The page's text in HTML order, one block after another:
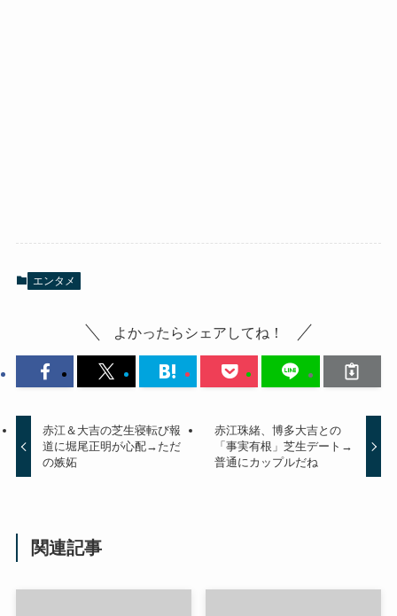
エンタメ
よかったらシェアしてね！
赤江＆大吉の芝生寝転び報
道に堀尾正明が心配→ただ
の嫉妬
赤江珠緒、博多大吉との
「事実有根」芝生デート→
普通にカップルだね
関連記事